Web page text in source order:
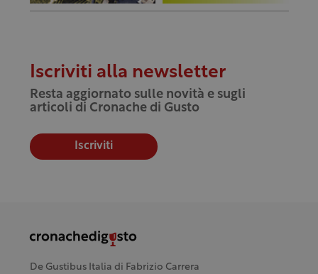
Iscriviti alla newsletter
Resta aggiornato sulle novità e sugli
articoli di Cronache di Gusto
Iscriviti
De Gustibus Italia di Fabrizio Carrera